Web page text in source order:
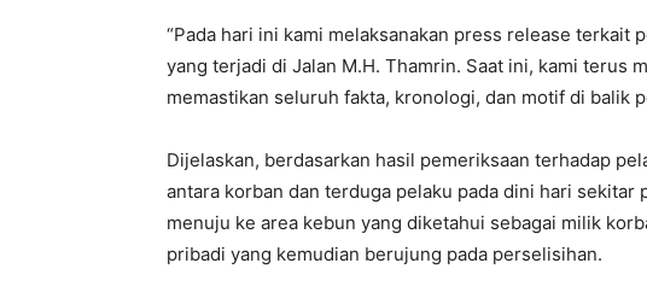
“Pada hari ini kami melaksanakan press release terkait
yang terjadi di Jalan M.H. Thamrin. Saat ini, kami terus
memastikan seluruh fakta, kronologi, dan motif di balik
Dijelaskan, berdasarkan hasil pemeriksaan terhadap
antara korban dan terduga pelaku pada dini hari sekitar
menuju ke area kebun yang diketahui sebagai milik
pribadi yang kemudian berujung pada perselisihan.